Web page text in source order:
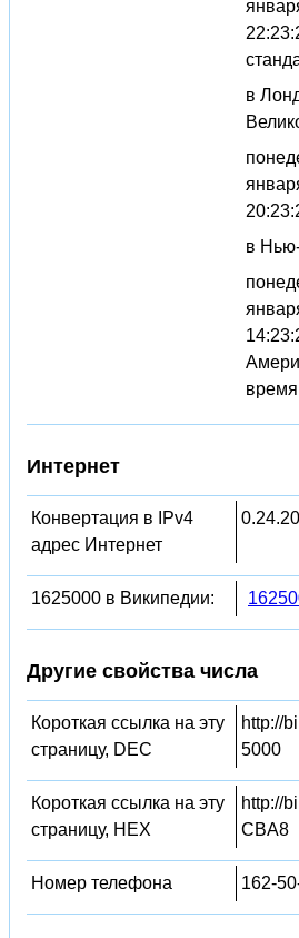
в
в
время
Интернет
Конвертация в IPv4
адрес Интернет
1625000 в Википедии:
Другие свойства числа
Короткая ссылка на эту
страницу, DEC
http://
5000
Короткая ссылка на эту
страницу, HEX
http://
CBA8
Номер телефона 162-